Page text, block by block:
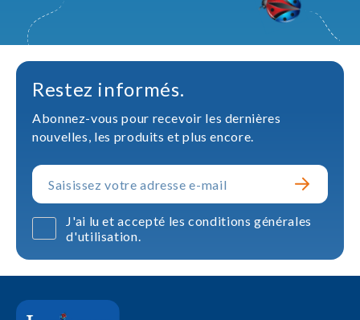
Restez informés.
Abonnez-vous pour recevoir les dernières
nouvelles, les produits et plus encore.
J'ai lu et accepté les conditions générales
d'utilisation.